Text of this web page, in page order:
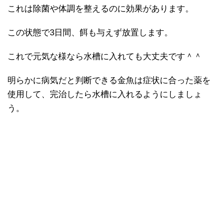
これは除菌や体調を整えるのに効果があります。
この状態で3日間、餌も与えず放置します。
これで元気な様なら水槽に入れても大丈夫です＾＾
明らかに病気だと判断できる金魚は症状に合った薬を
使用して、完治したら水槽に入れるようにしましょ
う。